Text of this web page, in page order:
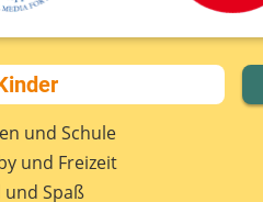
und Schule
und Freizeit
und Spaß